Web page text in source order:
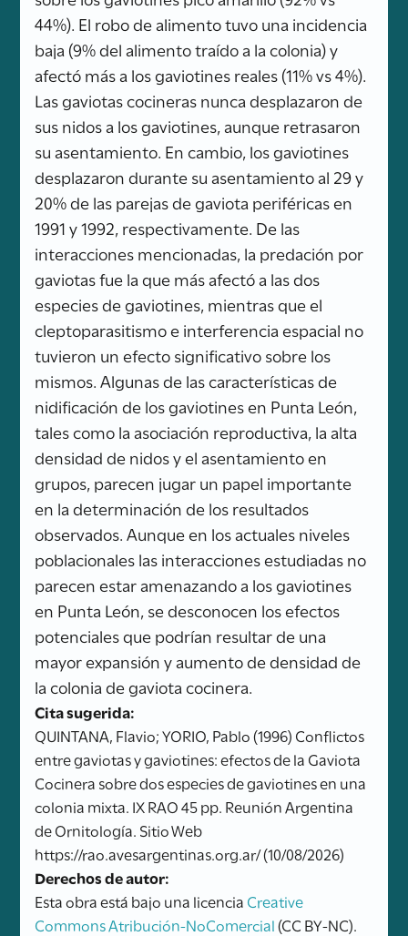
44%). El robo de alimento tuvo una incidencia
baja (9% del alimento traído a la colonia) y
afectó más a los gaviotines reales (11% vs 4%).
Las gaviotas cocineras nunca desplazaron de
sus nidos a los gaviotines, aunque retrasaron
su asentamiento. En cambio, los gaviotines
desplazaron durante su asentamiento al 29 y
20% de las parejas de gaviota periféricas en
1991 y 1992, respectivamente. De las
interacciones mencionadas, la predación por
gaviotas fue la que más afectó a las dos
especies de gaviotines, mientras que el
cleptoparasitismo e interferencia espacial no
tuvieron un efecto significativo sobre los
mismos. Algunas de las características de
nidificación de los gaviotines en Punta León,
tales como la asociación reproductiva, la alta
densidad de nidos y el asentamiento en
grupos, parecen jugar un papel importante
en la determinación de los resultados
observados. Aunque en los actuales niveles
poblacionales las interacciones estudiadas no
parecen estar amenazando a los gaviotines
en Punta León, se desconocen los efectos
potenciales que podrían resultar de una
mayor expansión y aumento de densidad de
la colonia de gaviota cocinera.
Cita sugerida:
QUINTANA, Flavio; YORIO, Pablo (1996) Conflictos
entre gaviotas y gaviotines: efectos de la Gaviota
Cocinera sobre dos especies de gaviotines en una
colonia mixta. IX RAO 45 pp. Reunión Argentina
de Ornitología. Sitio Web
https://rao.avesargentinas.org.ar/ (10/08/2026)
Derechos de autor:
Esta obra está bajo una licencia Creative
Commons Atribución-NoComercial(CC BY-NC).